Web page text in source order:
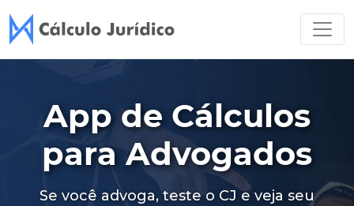
App de Cálculos
para Advogados
Se você advoga, teste o CJ e veja seu